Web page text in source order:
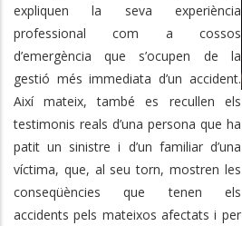
expliquen la seva experiència
professional com a cossos
d’emergència que s’ocupen de la
gestió més immediata d’un accident.
Així mateix, també es recullen els
testimonis reals d’una persona que ha
patit un sinistre i d’un familiar d’una
víctima, que, al seu torn, mostren les
conseqüències que tenen els
accidents pels mateixos afectats i per